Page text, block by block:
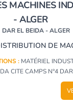
MACHINES
- ALGER
DAR EL BEIDA - ALGER
: MATÉRIEL
CITE CAMPS N°4